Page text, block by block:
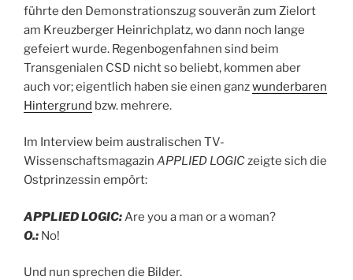
führte den Demonstrationszug souverän zum Zielort
am Kreuzberger Heinrichplatz, wo dann noch lange
gefeiert wurde. Regenbogenfahnen sind beim
Transgenialen CSD nicht so beliebt, kommen aber
auch vor; eigentlich haben sie einen ganzwunderbaren
Hintergrund bzw. mehrere.
Im Interview beim australischen TV-
Wissenschaftsmagazin APPLIED LOGICzeigte sich die
Ostprinzessin empört:
APPLIED LOGIC: Are you a man or a woman?
O.: No!
Und nun sprechen die Bilder.